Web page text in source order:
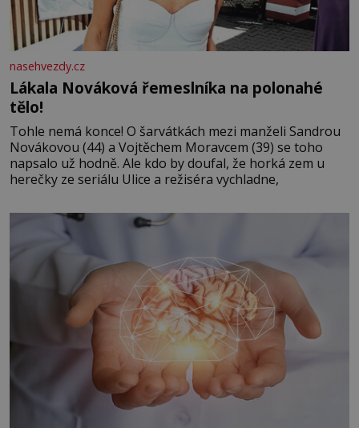
nasehvezdy.cz
Lákala Nováková řemeslníka na polonahé
tělo!
Tohle nemá konce! O šarvátkách mezi manželi Sandrou
Novákovou (44) a Vojtěchem Moravcem (39) se toho
napsalo už hodně. Ale kdo by doufal, že horká zem u
herečky ze seriálu Ulice a režiséra vychladne,